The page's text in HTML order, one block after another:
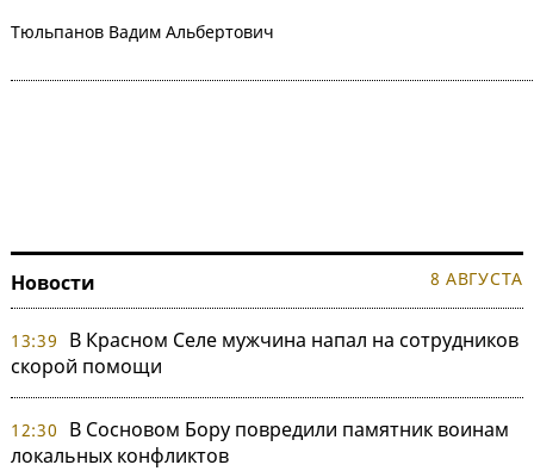
Тюльпанов Вадим Альбертович
Новости 8 АВГУСТА
13:39
В Красном Селе мужчина напал на сотрудников
скорой помощи
12:30
В Сосновом Бору повредили памятник воинам
локальных конфликтов